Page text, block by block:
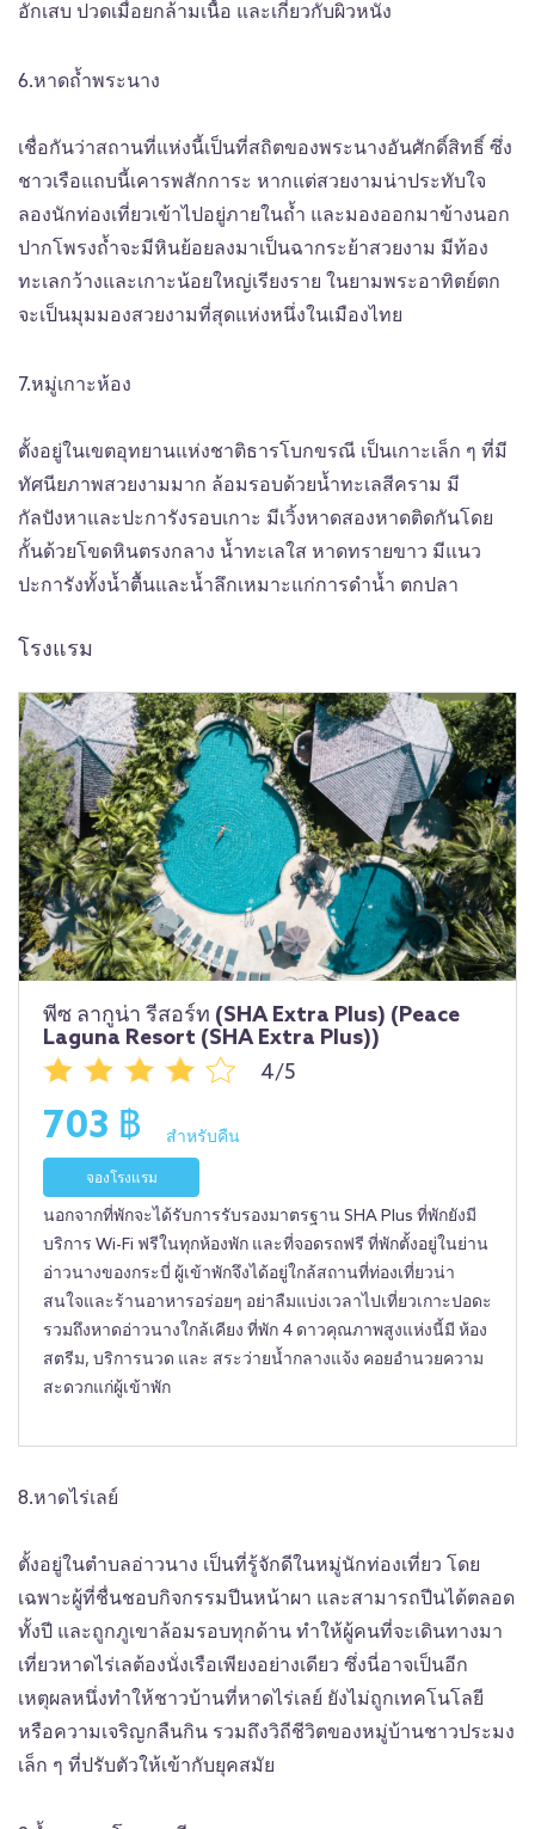
อักเสบ ปวดเมื่อยกล้ามเนื้อ และเกี่ยวกับผิวหนัง
6.หาดถ้ำพระนาง
เชื่อกันว่าสถานที่แห่งนี้เป็นที่สถิตของพระนางอันศักดิ์สิทธิ์ ซึ่ง
ชาวเรือแถบนี้เคารพสักการะ หากแต่สวยงามน่าประทับใจ
ลองนักท่องเที่ยวเข้าไปอยู่ภายในถ้ำ และมองออกมาข้างนอก
ปากโพรงถ้ำจะมีหินย้อยลงมาเป็นฉากระย้าสวยงาม มีท้อง
ทะเลกว้างและเกาะน้อยใหญ่เรียงราย ในยามพระอาทิตย์ตก
จะเป็นมุมมองสวยงามที่สุดแห่งหนึ่งในเมืองไทย
7.หมู่เกาะห้อง
ตั้งอยู่ในเขตอุทยานแห่งชาติธารโบกขรณี เป็นเกาะเล็ก ๆ ที่มี
ทัศนียภาพสวยงามมาก ล้อมรอบด้วยน้ำทะเลสีคราม มี
กัลปังหาและปะการังรอบเกาะ มีเวิ้งหาดสองหาดติดกันโดย
กั้นด้วยโขดหินตรงกลาง น้ำทะเลใส หาดทรายขาว มีแนว
ปะการังทั้งน้ำตื้นและน้ำลึกเหมาะแก่การดำน้ำ ตกปลา
โรงแรม
พีซ ลากูน่า รีสอร์ท (SHA Extra Plus) (Peace
Laguna Resort (SHA Extra Plus))
4/5
703 ฿ สำหรับคืน
จองโรงแรม
นอกจากที่พักจะได้รับการรับรองมาตรฐาน SHA Plus ที่พักยังมี
บริการ Wi-Fi ฟรีในทุกห้องพัก และที่จอดรถฟรี ที่พักตั้งอยู่ในย่าน
อ่าวนางของกระบี่ ผู้เข้าพักจึงได้อยู่ใกล้สถานที่ท่องเที่ยวน่า
สนใจและร้านอาหารอร่อยๆ อย่าลืมแบ่งเวลาไปเที่ยวเกาะปอดะ
รวมถึงหาดอ่าวนางใกล้เคียง ที่พัก 4 ดาวคุณภาพสูงแห่งนี้มี ห้อง
สตรีม, บริการนวด และ สระว่ายน้ำกลางแจ้ง คอยอำนวยความ
สะดวกแก่ผู้เข้าพัก
8.หาดไร่เลย์
ตั้งอยู่ในตำบลอ่าวนาง เป็นที่รู้จักดีในหมู่นักท่องเที่ยว โดย
เฉพาะผู้ที่ชื่นชอบกิจกรรมปีนหน้าผา และสามารถปีนได้ตลอด
ทั้งปี และถูกภูเขาล้อมรอบทุกด้าน ทำให้ผู้คนที่จะเดินทางมา
เที่ยวหาดไร่เลต้องนั่งเรือเพียงอย่างเดียว ซึ่งนี่อาจเป็นอีก
เหตุผลหนึ่งทำให้ชาวบ้านที่หาดไร่เลย์ ยังไม่ถูกเทคโนโลยี
หรือความเจริญกลืนกิน รวมถึงวิถีชีวิตของหมู่บ้านชาวประมง
เล็ก ๆ ที่ปรับตัวให้เข้ากับยุคสมัย